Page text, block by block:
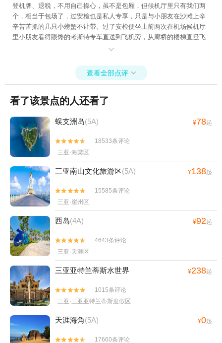
登机牌、退税，不用自己操心，虽不是包厢，但候机厅里只有我们两
个，相当于包场了，过安检也是私人专享，只是与小朋友在沙滩上辛
辛苦苦抓的几只小螃蟹不让带。过了安检便坐上前两次在机场候机厅
里小朋友看得眼馋的考斯特专车直送到飞机旁，从廊桥的楼梯直登飞
机，服务员一直送到机舱口。这价格绝对是物超所值了！

查看全部点评 
看了该景点的人还看了
蜈支洲岛(5A) ¥78起


18533条评论
三亚·海棠区
三亚南山文化旅游区(5A) ¥138起


15585条评论
三亚·崖州区
西岛(4A) ¥92起


4643条评论
三亚·天涯区
三亚亚特兰蒂斯水世界 ¥238起


1015条评论
三亚·三亚亚特兰蒂斯度假区
天涯海角(5A) ¥0起

 17660条评论